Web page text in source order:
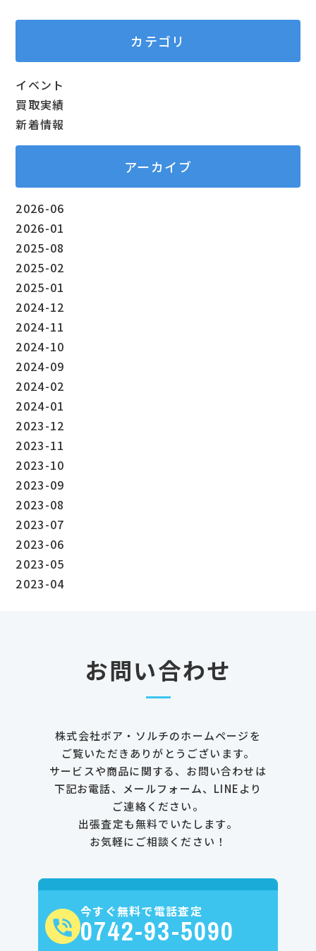
カテゴリ
イベント
買取実績
新着情報
アーカイブ
2026-06
2026-01
2025-08
2025-02
2025-01
2024-12
2024-11
2024-10
2024-09
2024-02
2024-01
2023-12
2023-11
2023-10
2023-09
2023-08
2023-07
2023-06
2023-05
2023-04
お問い合わせ
株式会社ボア・ソルチのホームページを
ご覧いただきありがとうございます。
サービスや商品に関する、お問い合わせは
下記お電話、メールフォーム、LINEより
ご連絡ください。
出張査定も無料でいたします。
お気軽にご相談ください！
今すぐ無料で電話査定
0742-93-5090